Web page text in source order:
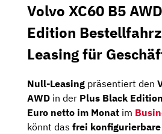
Volvo XC60 B5
Edition
Leasing für
Null-Leasing präsentiert den
AWD in der Plus Black Edition
Euro netto im Monat im
könnt das frei